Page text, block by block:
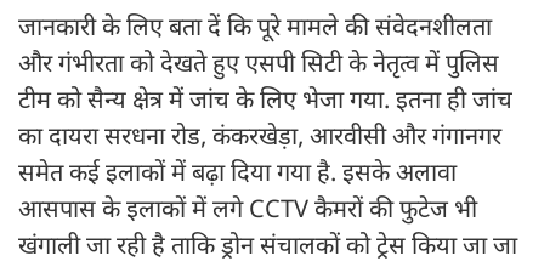
जानकारी के लिए बता दें कि पूरे मामले की संवेदनशीलता
और गंभीरता को देखते हुए एसपी सिटी के नेतृत्व में पुलिस
टीम को सैन्य क्षेत्र में जांच के लिए भेजा गया. इतना ही जांच
का दायरा सरधना रोड, कंकरखेड़ा, आरवीसी और गंगानगर
समेत कई इलाकों में बढ़ा दिया गया है. इसके अलावा
आसपास के इलाकों में लगे CCTV कैमरों की फुटेज भी
खंगाली जा रही है ताकि ड्रोन संचालकों को ट्रेस किया जा जा